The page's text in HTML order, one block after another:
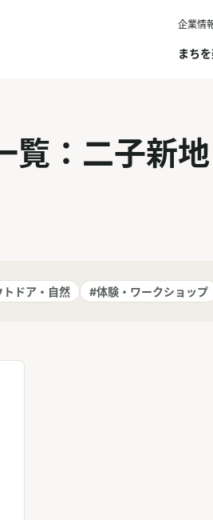
企業情
まち
覧：二子新地
ドア・自然 #体験・ワークショップ